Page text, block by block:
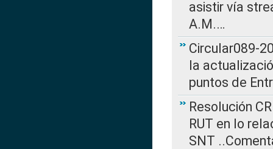
asistir vía
A.M.…
Circular089-
la
puntos de
Resolución
RUT en lo
SNT